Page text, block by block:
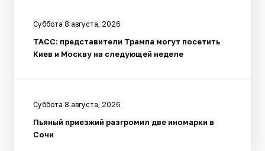
Суббота 8 августа, 2026
ТАСС: представители Трампа могут посетить
Киев и Москву на следующей неделе
Суббота 8 августа, 2026
Пьяный приезжий разгромил две иномарки в
Сочи